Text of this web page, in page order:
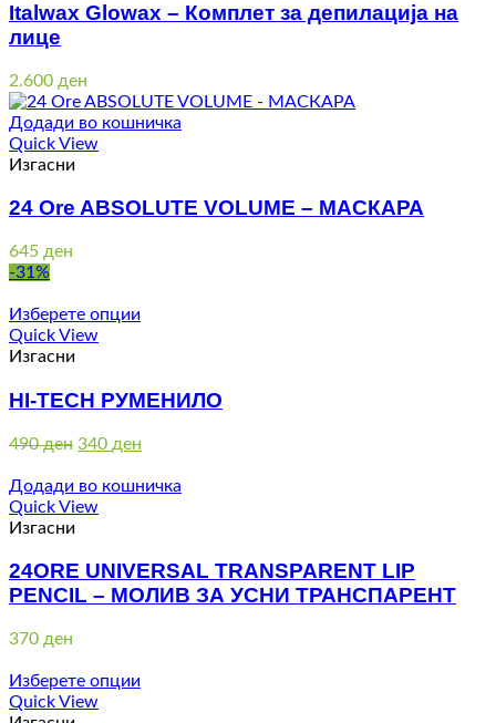
Italwax Glowax – Комплет за депилација на
лице
2.600 ден
Додади во кошничка
Quick View
Изгасни
24 Ore ABSOLUTE VOLUME – МАСКАРА
645 ден
-31%
Изберете опции
Quick View
Изгасни
HI-TECH РУМЕНИЛО
490ден Original
was:
490 ден.
340 ден
is:
Додади во кошничка
Quick View
Изгасни
24ORE UNIVERSAL TRANSPARENT LIP
PENCIL – МОЛИВ ЗА УСНИ ТРАНСПАРЕНТ
370 ден
Изберете опции
Quick View